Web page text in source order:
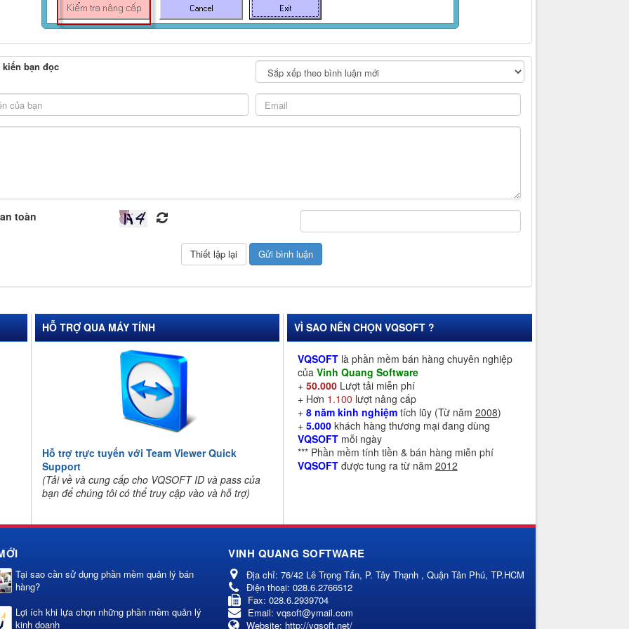
bạn đọc
toàn
HỖ TRỢ QUA MÁY TÍNH
Hỗ trợ trực tuyến với Team Viewer Quick
Support
(Tải về và cung cấp cho VQSOFT ID và pass của
bạn để chúng tôi có thể truy cập vào và hỗ trợ)
VÌ SAO NÊN CHỌN VQSOFT ?
VQSOFTlà phần mềm bán hàng chuyên nghiệp
của Vinh Quang Software
+ 50.000Lượt tải miễn phí
+ Hơn 1.100 lượt nâng cấp
+ 8 năm kinh nghiệm tích lũy (Từ năm 2008)
+ 5.000khách hàng thương mại đang dùng
VQSOFTmỗi ngày
*** Phần mềm tính tiền & bán hàng miễn phí
VQSOFTđược tung ra từ năm 2012
Tại sao cần sử dụng phần mềm quản lý bán
hàng?
Lợi ích khi lựa chọn những phần mềm quản lý
kinh doanh
VINH QUANG SOFTWARE
Địa chỉ: 76/42 Lê Trọng Tấn, P. Tây Thạnh , Quận Tân Phú, TP.HCM
Điện thoại: 028.6.2766512
Fax: 028.6.2939704
Email: vqsoft@ymail.com
Website: http://vqsoft.net/